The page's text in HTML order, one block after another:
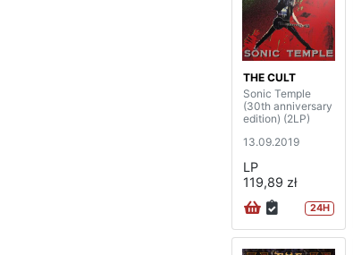
THE CULT
Sonic Temple
(30th anniversary
edition) (2LP)
13.09.2019
LP
119,89 zł
24H